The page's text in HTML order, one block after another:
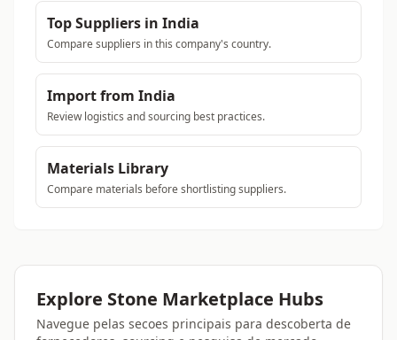
Top Suppliers in India
Compare suppliers in this company's country.
Import from India
Review logistics and sourcing best practices.
Materials Library
Compare materials before shortlisting suppliers.
Explore Stone Marketplace Hubs
Navegue pelas secoes principais para descoberta de